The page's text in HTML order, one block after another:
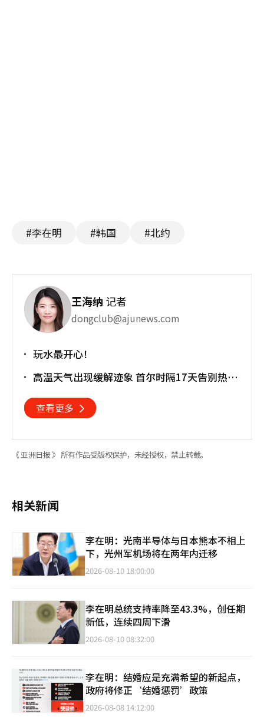
#李在明 #韩国 #北约
王海纳 记者
dongclub@ajunews.com
玩水最开心！
高温天气出现缓解迹象 首尔时隔17天告别热带
查看更多
《 亚洲日报 》 所有作品受版权保护，未经授权，禁止转载。
相关新闻
李在明：光南半导体与日本熊本不相上
下，光州军机场将在两年内迁移
2026-08-10 18:00:00
李在明总统支持率降至43.3%，创任期
新低，连续四周下滑
2026-08-10 08:32:00
李在明：结婚应是充满希望的新起点，
政府将修正‘结婚惩罚’政策
2026-08-08 14:12:00